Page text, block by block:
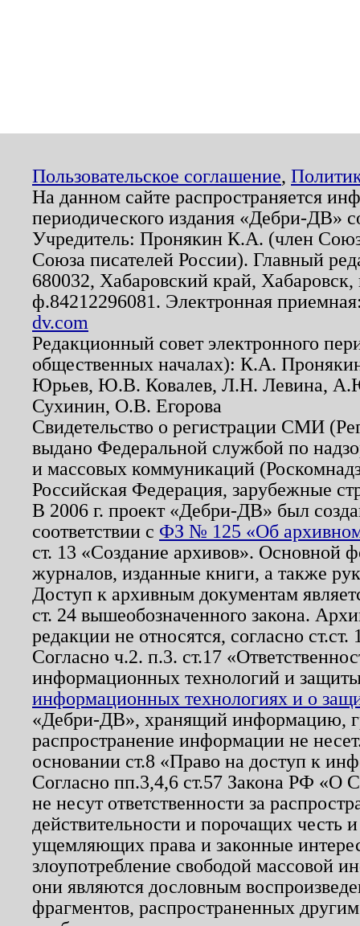
Пользовательское соглашение,
На данном сайте распространяется
периодического издания «Дебри-ДВ»
Учредитель: Пронякин К.А. (член
Союза писателей России). Главный
680032, Хабаровский край,
ф.84212296081. Электронная
dv.com
Редакционный совет электронного
общественных началах): К.А.
Юрьев, Ю.В. Ковалев, Л.Н. Левина,
Сухинин, О.В. Егорова
Свидетельство о регистрации СМИ
выдано Федеральной службой по
и массовых коммуникаций
Российская Федерация, зарубежные
В 2006 г. проект «Дебри-ДВ» был
соответствии с ФЗ № 125 «Об
ст. 13 «Создание архивов». Основной
журналов, изданные книги, а также
Доступ к архивным документам
ст. 24 вышеобозначенного закона.
редакции не относятся, согласно
Согласно ч.2. п.3. ст.17
информационных технологий и
информационных технологиях и о
«Дебри-ДВ», хранящий информацию,
распространение информации не
основании ст.8 «Право на доступ к
Согласно пп.3,4,6 ст.57 Закона РФ «О
не несут ответственности за
действительности и порочащих честь
ущемляющих права и законные
злоупотребление свободой массовой
они являются дословным
фрагментов, распространенных